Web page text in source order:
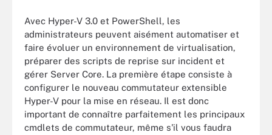
Avec Hyper-V 3.0 et PowerShell, les
administrateurs peuvent aisément automatiser et
faire évoluer un environnement de virtualisation,
préparer des scripts de reprise sur incident et
gérer Server Core. La première étape consiste à
configurer le nouveau commutateur extensible
Hyper-V pour la mise en réseau. Il est donc
important de connaître parfaitement les principaux
cmdlets de commutateur, même s'il vous faudra